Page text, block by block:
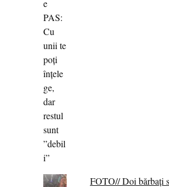
FOTO// Doi bărbați